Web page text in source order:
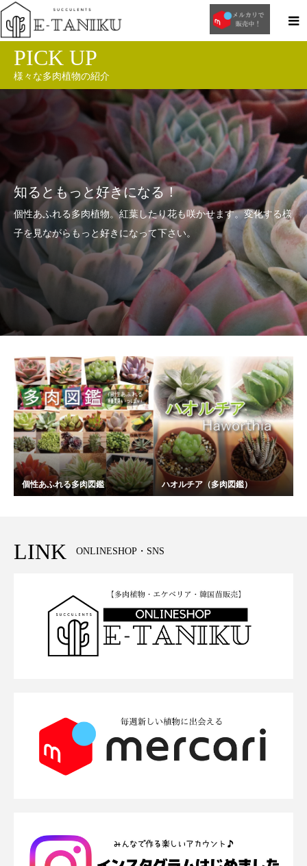
PICK UP
様々な多肉植物の紹介
知るともっと好きになる！
個性あふれる多肉植物。紅葉したり花も咲かせます。変化する様
子を見ながらもっと好きになって下さい。
個性あふれる多肉図鑑 ハオルチア（多肉図鑑）
LINK ONLINESHOP・SNS